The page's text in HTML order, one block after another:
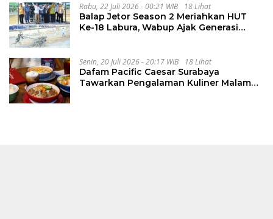
Rabu, 22 Juli 2026 - 00:21 WIB 18 Lihat
Balap Jetor Season 2 Meriahkan HUT
Ke-18 Labura, Wabup Ajak Generasi
Senin, 20 Juli 2026 - 20:17 WIB 18 Lihat
Dafam Pacific Caesar Surabaya
Tawarkan Pengalaman Kuliner Malam